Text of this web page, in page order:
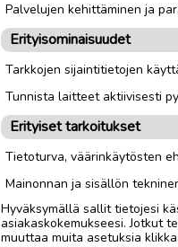
Alumiini
5/110
65.1
28
Kesärenkaat
205mm
55
Palvelujen kehittäminen ja
Erityisominaisuudet
Tarkkojen sijaintitietojen
Tunnista laitteet aktiivisesti
Erityiset tarkoitukset
Tietoturva, väärinkäytösten
Mainonnan ja sisällön
Hyväksymällä sallit tietojesi
asiakaskokemukseesi. Jotkut
muuttaa muita asetuksia